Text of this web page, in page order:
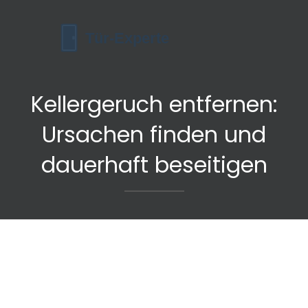
Kellergeruch entfernen:
Ursachen finden und
dauerhaft beseitigen